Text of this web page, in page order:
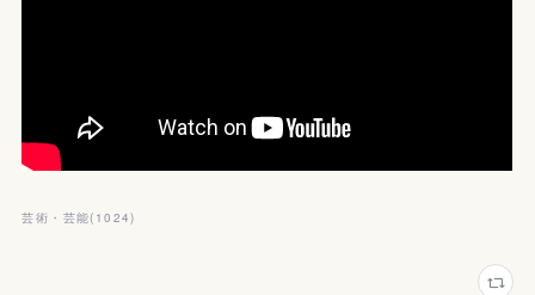
芸術・芸能( 1024)